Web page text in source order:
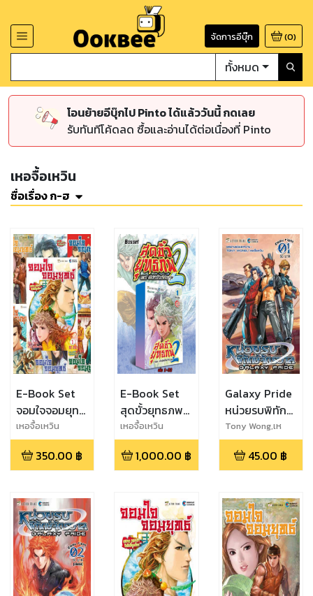
จัดการอีบุ๊ก (0)
ทั้งหมด
โอนย้ายอีบุ๊กไป Pinto ได้แล้ววันนี้ กดเลย
รับทันทีโค้ดลด ซื้อและอ่านได้ต่อเนื่องที่ Pinto
เหอจื้อเหวิน
ชื่อเรื่อง ก-ฮ
E-Book Set
จอมใจจอมยุทธ์
เล่ม 1-7
เหอจื้อเหวิน
350.00 ฿
E-Book Set
สุดขั้วยุทธภพ
ภาค 2 กำเนิด
ใหม่วีรบุรุษ เล่ม
1-32
เหอจื้อเหวิน
1,000.00 ฿
Galaxy Pride
หน่วยรบพิทักษ์
จักรวาล เล่ม 1
(2 เล่มจบ)
Tony Wong,เห
อจื้อเหวิน
45.00 ฿